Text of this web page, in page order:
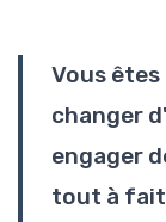
Vous
changer
engager
tout à fait